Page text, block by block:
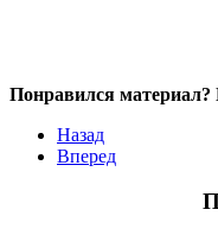
Понравился
Назад
Вперед